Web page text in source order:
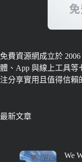
免費資源網成立於
體、App 與線上工具等
注分享實用且值得信賴
最新文章
We